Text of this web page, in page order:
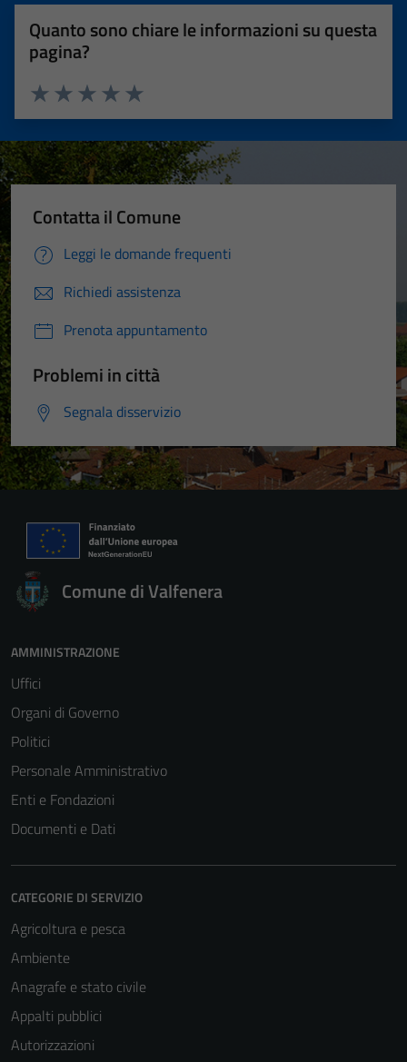
Quanto sono chiare le informazioni su questa
pagina?
Valuta 5 stelle su 5
Valuta 4 stelle su 5
Valuta 3 stelle su 5
Valuta 2 stelle su 5
Valuta 1 stelle su 5
Contatta il Comune
Leggi le domande frequenti
Richiedi assistenza
Prenota appuntamento
Problemi in città
Segnala disservizio
Comune di Valfenera
AMMINISTRAZIONE
Uffici
Organi di Governo
Politici
Personale Amministrativo
Enti e Fondazioni
Documenti e Dati
CATEGORIE DI SERVIZIO
Agricoltura e pesca
Ambiente
Anagrafe e stato civile
Appalti pubblici
Autorizzazioni